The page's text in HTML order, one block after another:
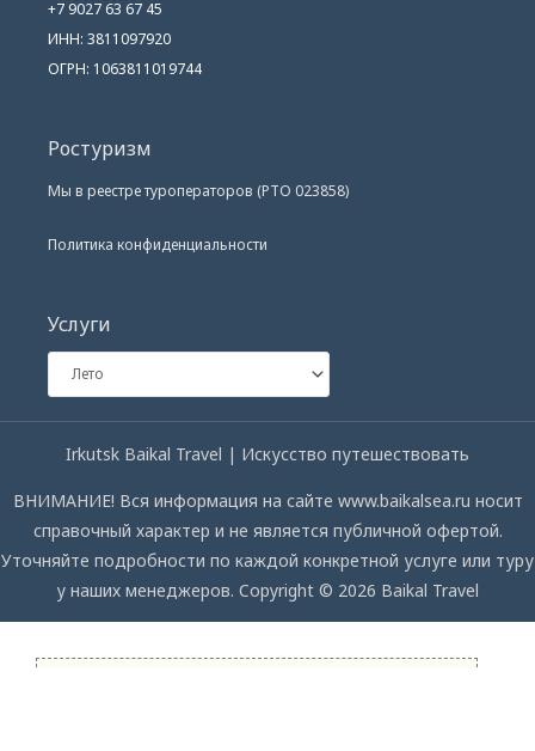
+7 9027 63 67 45
ИНН: 3811097920
ОГРН: 1063811019744
Ростуризм
Мы в реестре туроператоров (РТО 023858)
Политика конфиденциальности
Услуги
Irkutsk Baikal Travel | Искусство путешествовать
ВНИМАНИЕ! Вся информация на сайте www.baikalsea.ru носит
справочный характер и не является публичной офертой.
Уточняйте подробности по каждой конкретной услуге или туру
у наших менеджеров. Copyright © 2026 Baikal Travel